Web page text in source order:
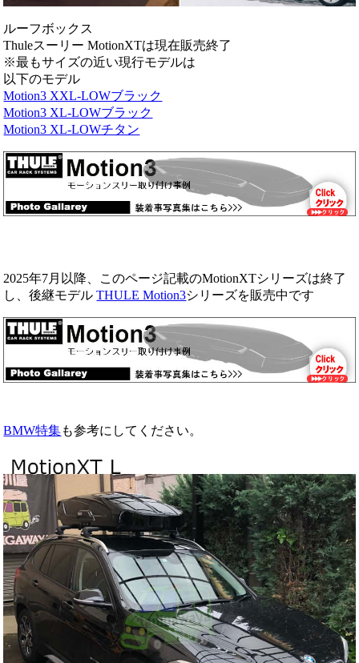
ルーフボックス
Thuleスーリー MotionXTは現在販売終了
※最もサイズの近い現行モデルは
以下のモデル
Motion3 XXL-LOWブラック
Motion3 XL-LOWブラック
Motion3 XL-LOWチタン
2025年7月以降、このページ記載のMotionXTシリーズは終了
し、後継モデルTHULE Motion3シリーズを販売中です
BMW特集も参考にしてください。